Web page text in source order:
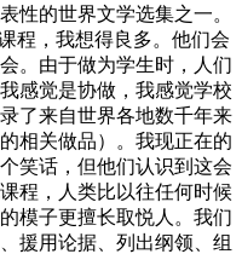
性的世界文学选集之一。
程，我想得良多。他们会
。由于做为学生时，人们
感觉是协做，我感觉学校
了来自世界各地数千年来
相关做品）。我现正在的
笑话，但他们认识到这会
程，人类比以往任何时候
模子更擅长取悦人。我们
援用论据、列出纲领、组